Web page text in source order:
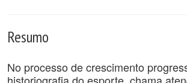
Resumo
No processo de crescimento